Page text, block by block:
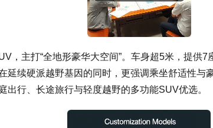
，主打“全地形豪华大空间”。车身超5米，提供
延续硬派越野基因的同时，更强调乘坐舒适性与
出行、长途旅行与轻度越野的多功能SUV优选。